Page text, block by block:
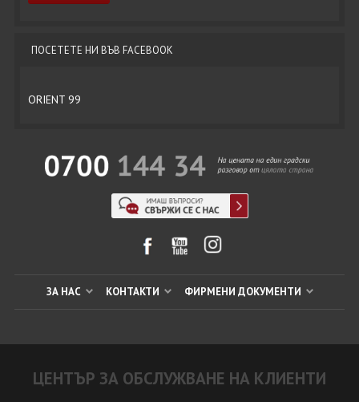
ПОСЕТЕТЕ НИ ВЪВ FACEBOOK
ORIENT 99
ЗА НАС КОНТАКТИ ФИРМЕНИ ДОКУМЕНТИ
ЦЕНТЪР ЗА ОБСЛУЖВАНЕ НА КЛИЕНТИ